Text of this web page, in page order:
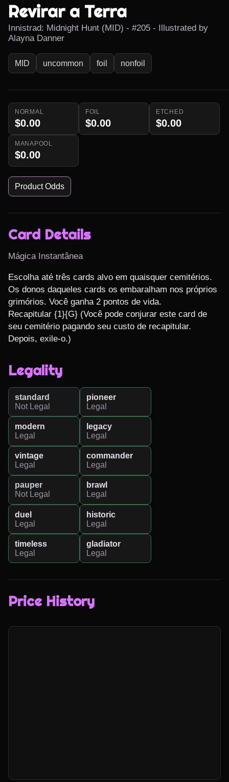
Revirar a Terra
Innistrad: Midnight Hunt (MID) - #205 - Illustrated by
Alayna Danner
MID uncommon foil nonfoil
NORMAL
$0.00
FOIL
$0.00
ETCHED
$0.00
MANAPOOL
$0.00
Product Odds
Card Details
Mágica Instantânea
Escolha até três cards alvo em quaisquer cemitérios.
Os donos daqueles cards os embaralham nos próprios
grimórios. Você ganha 2 pontos de vida.
Recapitular {1}{G} (Você pode conjurar este card de
seu cemitério pagando seu custo de recapitular.
Depois, exile-o.)
Legality
standard
Not Legal
pioneer
Legal
modern
Legal
legacy
Legal
vintage
Legal
commander
Legal
pauper
Not Legal
brawl
Legal
duel
Legal
historic
Legal
timeless
Legal
gladiator
Legal
Price History